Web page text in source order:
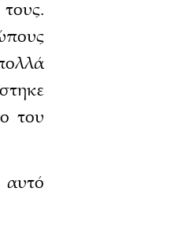
του
αυτό